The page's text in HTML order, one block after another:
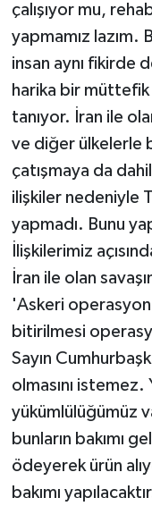
çalışıyor mu,
yapmamız lazım.
insan aynı fikirde
harika bir
tanıyor. İran ile
ve diğer ülkelerle
çatışmaya da
ilişkiler nedeniyle
yapmadı. Bunu
İlişkilerimiz
İran ile olan
'Askeri
bitirilmesi
Sayın
olmasını
yükümlülüğümüz
bunların bakımı
ödeyerek ürün
bakımı